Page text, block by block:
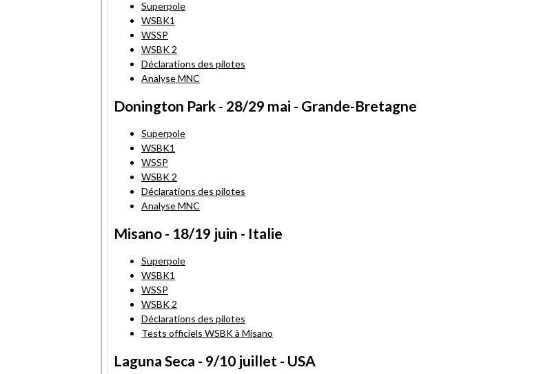
Superpole
WSBK1
WSSP
WSBK 2
Déclarations des pilotes
Analyse MNC
Donington Park - 28/29 mai - Grande-Bretagne
Superpole
WSBK1
WSSP
WSBK 2
Déclarations des pilotes
Analyse MNC
Misano - 18/19 juin - Italie
Superpole
WSBK1
WSSP
WSBK 2
Déclarations des pilotes
Tests officiels WSBK à Misano
Laguna Seca - 9/10 juillet - USA